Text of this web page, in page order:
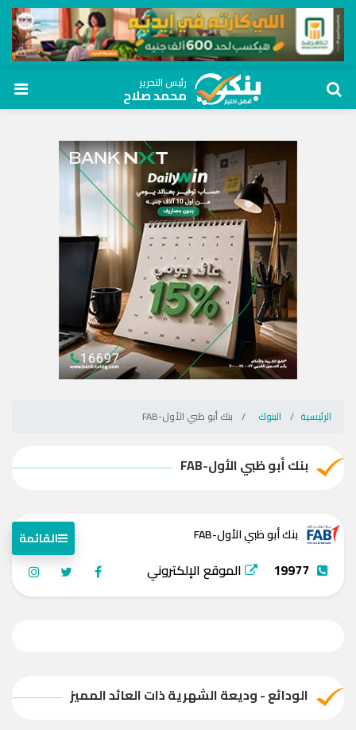
رئيس التحرير
محمد صلاح
الرئيسية البنوك بنك أبو ظبي الأول-FAB
بنك أبو ظبي الأول-FAB
بنك أبو ظبي الأول-FAB القائمة
19977 الموقع الإلكتروني
الودائع - وديعة الشهرية ذات العائد المميز